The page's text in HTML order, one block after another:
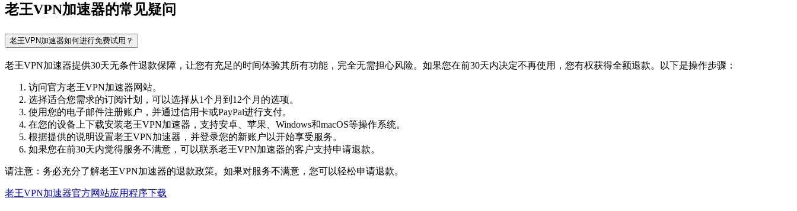
老王VPN加速器的常见疑问
老王VPN加速器如何进行免费试用？
老王VPN加速器提供30天无条件退款保障，让您有充足的时间体验其所有功能，完全无需担心风险。如果您在前30天内决定不再使用，您有权获得全额退款。以下是操作步骤：
访问官方老王VPN加速器网站。
选择适合您需求的订阅计划，可以选择从1个月到12个月的选项。
使用您的电子邮件注册账户，并通过信用卡或PayPal进行支付。
在您的设备上下载安装老王VPN加速器，支持安卓、苹果、Windows和macOS等操作系统。
根据提供的说明设置老王VPN加速器，并登录您的新账户以开始享受服务。
如果您在前30天内觉得服务不满意，可以联系老王VPN加速器的客户支持申请退款。
请注意：务必充分了解老王VPN加速器的退款政策。如果对服务不满意，您可以轻松申请退款。
老王VPN加速器官方网站应用程序下载